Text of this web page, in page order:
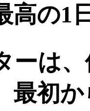
高の1
ーは
最初